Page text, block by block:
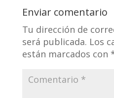
Enviar comentario
Tu dirección de
será publicada. Los
están marcados con